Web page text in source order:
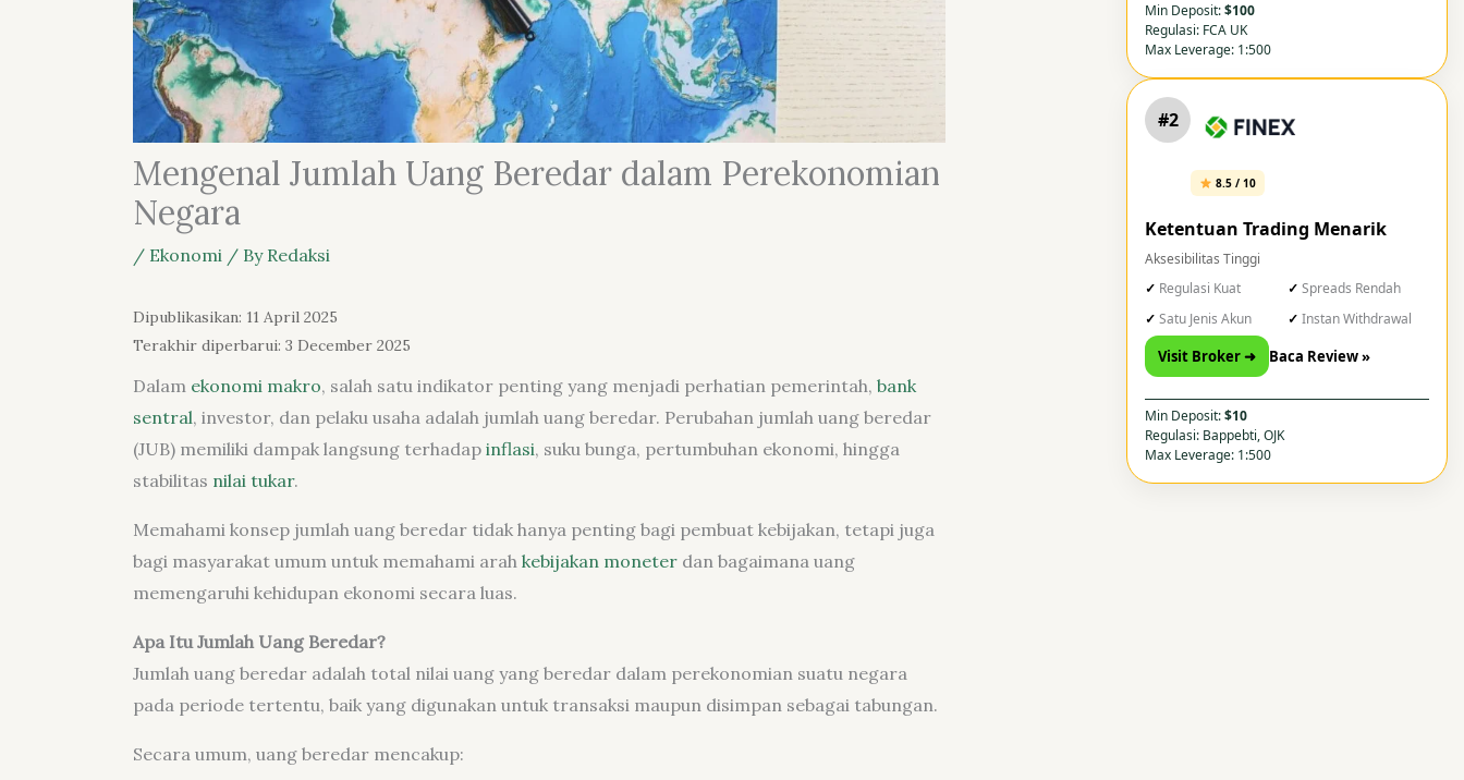
Mengenal Jumlah Uang Beredar dalam Perekonomian
Negara
/ Ekonomi/ By Redaksi
Dipublikasikan: 11 April 2025
Terakhir diperbarui: 3 December 2025
Dalam ekonomi makro, salah satu indikator penting yang menjadi perhatian pemerintah, bank
sentral, investor, dan pelaku usaha adalah jumlah uang beredar. Perubahan jumlah uang beredar
(JUB) memiliki dampak langsung terhadap inflasi, suku bunga, pertumbuhan ekonomi, hingga
stabilitas nilai tukar.
Memahami konsep jumlah uang beredar tidak hanya penting bagi pembuat kebijakan, tetapi juga
bagi masyarakat umum untuk memahami arah kebijakan moneterdan bagaimana uang
memengaruhi kehidupan ekonomi secara luas.
Apa Itu Jumlah Uang Beredar?
Jumlah uang beredar adalah total nilai uang yang beredar dalam perekonomian suatu negara
pada periode tertentu, baik yang digunakan untuk transaksi maupun disimpan sebagai tabungan.
Secara umum, uang beredar mencakup:
Min Deposit:$100
Regulasi: FCA UK
Max Leverage: 1:500
#2
8.5 / 10
Ketentuan Trading Menarik
Aksesibilitas Tinggi
Regulasi Kuat
Spreads Rendah
Satu Jenis Akun
Instan Withdrawal
Visit Broker ➜ Baca Review »
Min Deposit:$10
Regulasi: Bappebti, OJK
Max Leverage: 1:500